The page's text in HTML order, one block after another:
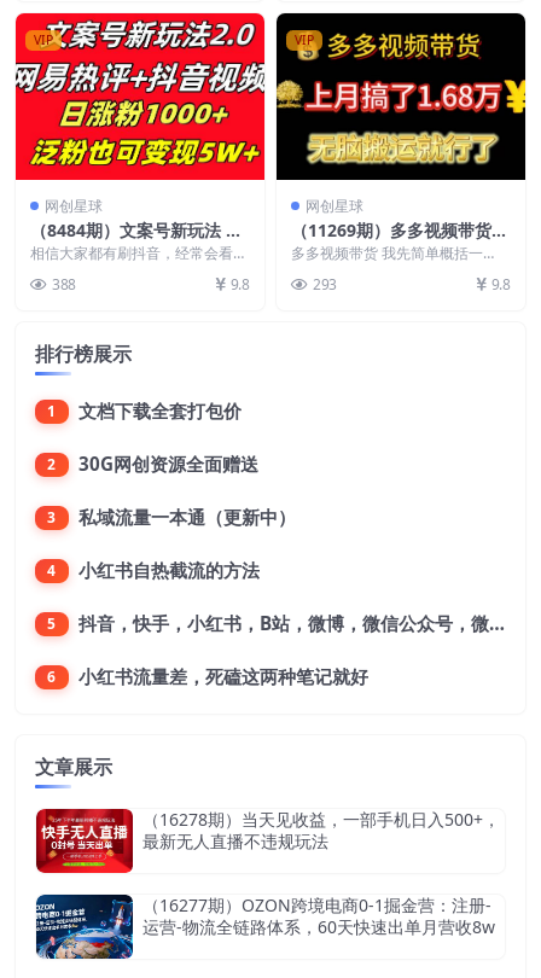
VIP
网创星球
（8484期）文案号新玩法 网
易热评+抖音文案 一天涨粉10
00+ 多种变现模式 泛粉也可
变现
相信大家都有刷抖音，经常会看到
这种其实就是文案号。...
388 9.8
VIP
网创星球
（11269期）多多视频带货：
上月搞了1.68万，无脑搬运就
多多视频带货 我先简单概括一
必大家都知道，就是发视...
293 9.8
排行榜展示
1 文档下载全套打包价
2 30G网创资源全面赠送
3 私域流量一本通（更新中）
4 小红书自热截流的方法
5 抖音，快手，小红书，B站，微博，微信公众号，微信视频号。每一个平台，都是不一样的机会，对应不一样的赚钱思路
6 小红书流量差，死磕这两种笔记就好
文章展示
（16278期）当天见收益，一部手机日入500+，
最新无人直播不违规玩法
（16277期）OZON跨境电商0-1掘金营：注册-
运营-物流全链路体系，60天快速出单月营收8w